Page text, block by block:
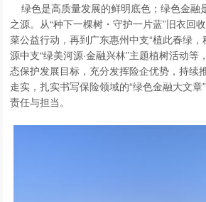
绿色是高质量发展的鲜明底色；绿色金融
之源。从“种下一棵树・守护一片蓝”旧衣回
菜公益行动，再到广东惠州中支“植此春绿
源中支“绿美河源·金融兴林”主题植树活动等
态保护发展目标，充分发挥险企优势，持续
走实，扎实书写保险领域的“绿色金融大文
责任与担当。